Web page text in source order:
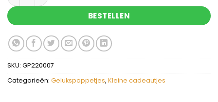
BESTELLEN
SKU: GP220007
Categorieën: Gelukspoppetjes, Kleine cadeautjes